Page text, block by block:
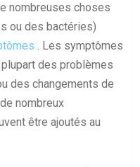
nombreuses choses
ou des bactéries)
. Les symptômes
des problèmes
des changements de
nombreux
être ajoutés au